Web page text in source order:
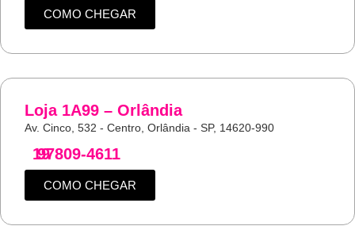
COMO CHEGAR
Loja 1A99 – Orlândia
Av. Cinco, 532 - Centro, Orlândia - SP, 14620-990
19
97809-4611
COMO CHEGAR